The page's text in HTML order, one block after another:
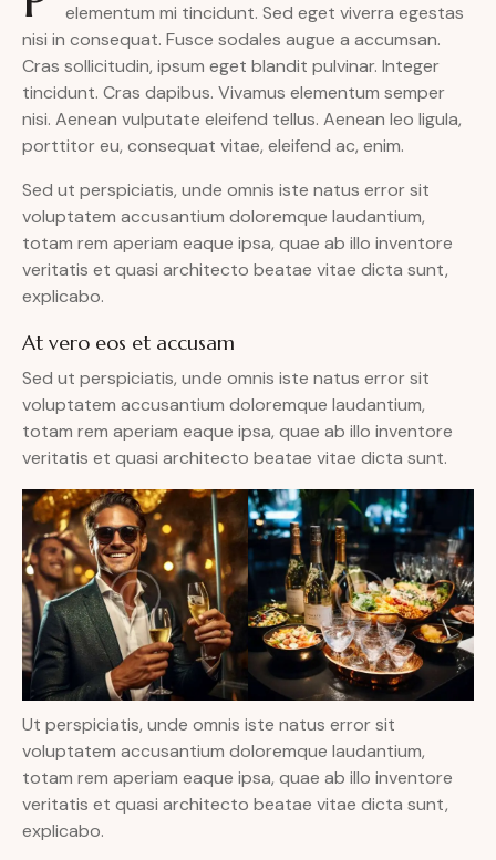
elementum mi tincidunt. Sed eget viverra egestas
nisi in consequat. Fusce sodales augue a accumsan.
Cras sollicitudin, ipsum eget blandit pulvinar. Integer
tincidunt. Cras dapibus. Vivamus elementum semper
nisi. Aenean vulputate eleifend tellus. Aenean leo ligula,
porttitor eu, consequat vitae, eleifend ac, enim.
Sed ut perspiciatis, unde omnis iste natus error sit
voluptatem accusantium doloremque laudantium,
totam rem aperiam eaque ipsa, quae ab illo inventore
veritatis et quasi architecto beatae vitae dicta sunt,
explicabo.
At vero eos et accusam
Sed ut perspiciatis, unde omnis iste natus error sit
voluptatem accusantium doloremque laudantium,
totam rem aperiam eaque ipsa, quae ab illo inventore
veritatis et quasi architecto beatae vitae dicta sunt.
Ut perspiciatis, unde omnis iste natus error sit
voluptatem accusantium doloremque laudantium,
totam rem aperiam eaque ipsa, quae ab illo inventore
veritatis et quasi architecto beatae vitae dicta sunt,
explicabo.